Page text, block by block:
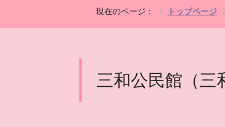
現在のページ： トップページ
三和公民館（三